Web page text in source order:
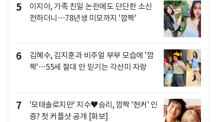
5
이지아, 가족 친일 논란에도 단단한 소신
전하더니…78년생 미모까지 '깜짝'
6
김혜수, 김지훈과 비주얼 부부 모습에 '깜
짝'…55세 절대 안 믿기는 각선미 자랑
7
'모태솔로지만' 지수♥승리, 깜짝 '현커' 인
증? 첫 커플샷 공개 [화보]